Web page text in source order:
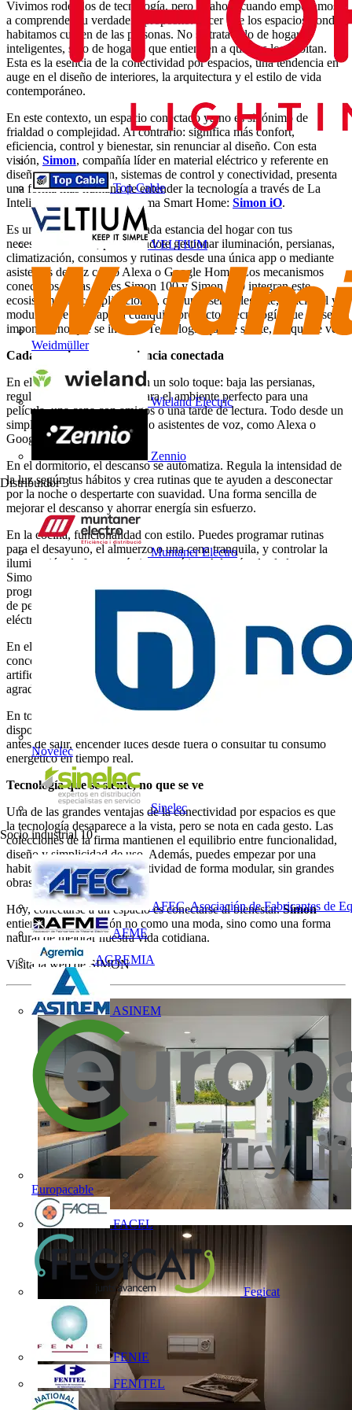
Top Cable
VELTIUM
Weidmüller
Wieland Electric
Zennio
Distribuidor 3
Muntaner Electro
Novelec
Sinelec
Socio industrial 10
AFEC, Asociación de Fabricantes de
AFME
AGREMIA
ASINEM
Europacable
FACEL
Fegicat
FENIE
FENITEL
Vivimos rodeados de tecnología, pero es ahora cuando empezamos
a comprender su verdadero propósito: hacer que los espacios donde
habitamos cuiden de las personas. No se trata solo de hogares
inteligentes, sino de hogares que entienden a quienes los habitan.
Esta es la esencia de la conectividad por espacios, una tendencia en
auge en el diseño de interiores, la arquitectura y el estilo de vida
contemporáneo.
En este contexto, un espacio conectado ya no es sinónimo de
frialdad o complejidad. Al contrario: significa más confort,
eficiencia, control y bienestar, sin renunciar al diseño. Con esta
visión, Simon, compañía líder en material eléctrico y referente en
diseño de iluminación, sistemas de control y conectividad, presenta
una forma más humana de entender la tecnología a través de La
Inteligencia Natural, su sistema Smart Home: Simon iO.
Es un sistema que conecta cada estancia del hogar con tus
necesidades reales, permitiéndote gestionar iluminación, persianas,
climatización, consumos y rutinas desde una única app o mediante
asistentes de voz como Alexa o Google Home. Los mecanismos
conectivos de las series Simon 100 y Simon 270 integran este
ecosistema sin complicaciones, con un diseño elegante, funcional y
modular que se adapta a cualquier proyecto. Tecnología que no se
impone, sino que se integra. Tecnología que se siente, no que se ve.
Cada espacio, una experiencia conectada
En el salón, crea escenas con un solo toque: baja las persianas,
regula la iluminación y prepara el ambiente perfecto para una
película, una cena con amigos o una tarde de lectura. Todo desde un
simple toque, tu smartphone o asistentes de voz, como Alexa o
Google Home.
En el dormitorio, el descanso se automatiza. Regula la intensidad de
la luz según tus hábitos y crea rutinas que te ayuden a desconectar
por la noche o despertarte con suavidad. Una forma sencilla de
mejorar el descanso y ahorrar energía sin esfuerzo.
En la cocina, funcionalidad con estilo. Puedes programar rutinas
para el desayuno, el almuerzo o una cena tranquila, y controlar la
iluminación de forma práctica y estética. Además, desde la app
Simon iO es posible desconectar enchufes de forma remota o
programar su apagado automático, evitando el consumo innecesario
de pequeños electrodomésticos en stand-by y reduciendo riesgos
eléctricos.
En el home office, tu espacio se adapta a ti para favorecer la
concentración y la comodidad. Automatiza persianas y luz natural o
artificial según la hora, creando un entorno de trabajo eficiente y
agradable.
En toda la casa, controla persianas, iluminación, climatización y
dispositivos eléctricos desde un único punto. Puedes apagarlo todo
antes de salir, encender luces desde fuera o consultar tu consumo
energético en tiempo real.
Tecnología que se siente, no que se ve
Una de las grandes ventajas de la conectividad por espacios es que
la tecnología desaparece a la vista, pero se nota en cada gesto. Las
colecciones de la firma mantienen el equilibrio entre funcionalidad,
diseño y simplicidad de uso. Además, puedes empezar por una
habitación y escalar la conectividad de forma modular, sin grandes
obras ni complicaciones.
Hoy, conectarse a un espacio es conectarse al bienestar.Simon
entiende esta evolución no como una moda, sino como una forma
natural de mejorar nuestra vida cotidiana.
Visita la web de SIMON